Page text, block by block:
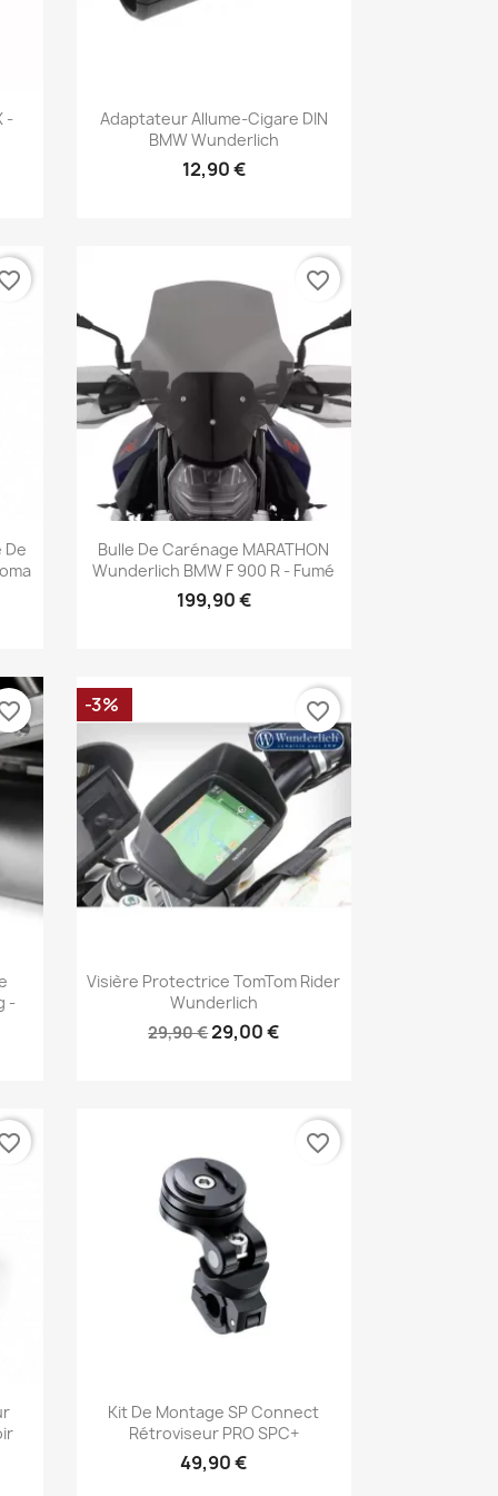
-
Aperçu rapide
Adaptateur Allume-Cigare DIN
BMW Wunderlich
12,90 €
De
Aperçu rapide
Bulle De Carénage MARATHON
Wunderlich BMW F 900 R - Fumé
199,90 €
favorite_border
-
Aperçu rapide
Visière Protectrice TomTom Rider
Wunderlich
29,90 €29,00 €
-3% favorite_border
Aperçu rapide
Kit De Montage SP Connect
Rétroviseur PRO SPC+
49,90 €
favorite_border